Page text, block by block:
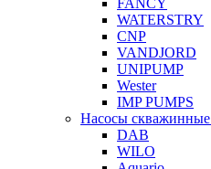
FANCY
WATERSTRY
CNP
VANDJORD
UNIPUMP
Wester
IMP PUMPS
Насосы скважинные
DAB
WILO